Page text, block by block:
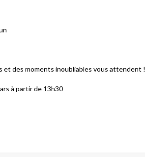
et des moments inoubliables vous attendent !
à partir de 13h30